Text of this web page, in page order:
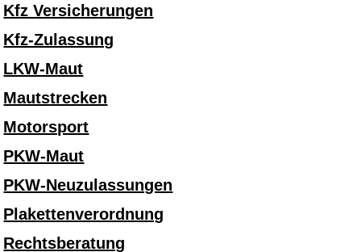
Kfz Versicherungen
Kfz-Zulassung
LKW-Maut
Mautstrecken
Motorsport
PKW-Maut
PKW-Neuzulassungen
Plakettenverordnung
Rechtsberatung